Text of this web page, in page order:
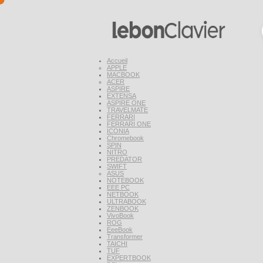
Accueil
APPLE
MACBOOK
ACER
ASPIRE
EXTENSA
ASPIRE ONE
TRAVELMATE
FERRARI
FERRARI ONE
ICONIA
Chromebook
SPIN
NITRO
PREDATOR
SWIFT
ASUS
NOTEBOOK
EEE PC
NETBOOK
ULTRABOOK
ZENBOOK
VivoBook
ROG
EeeBook
Transformer
TAICHI
TUF
EXPERTBOOK